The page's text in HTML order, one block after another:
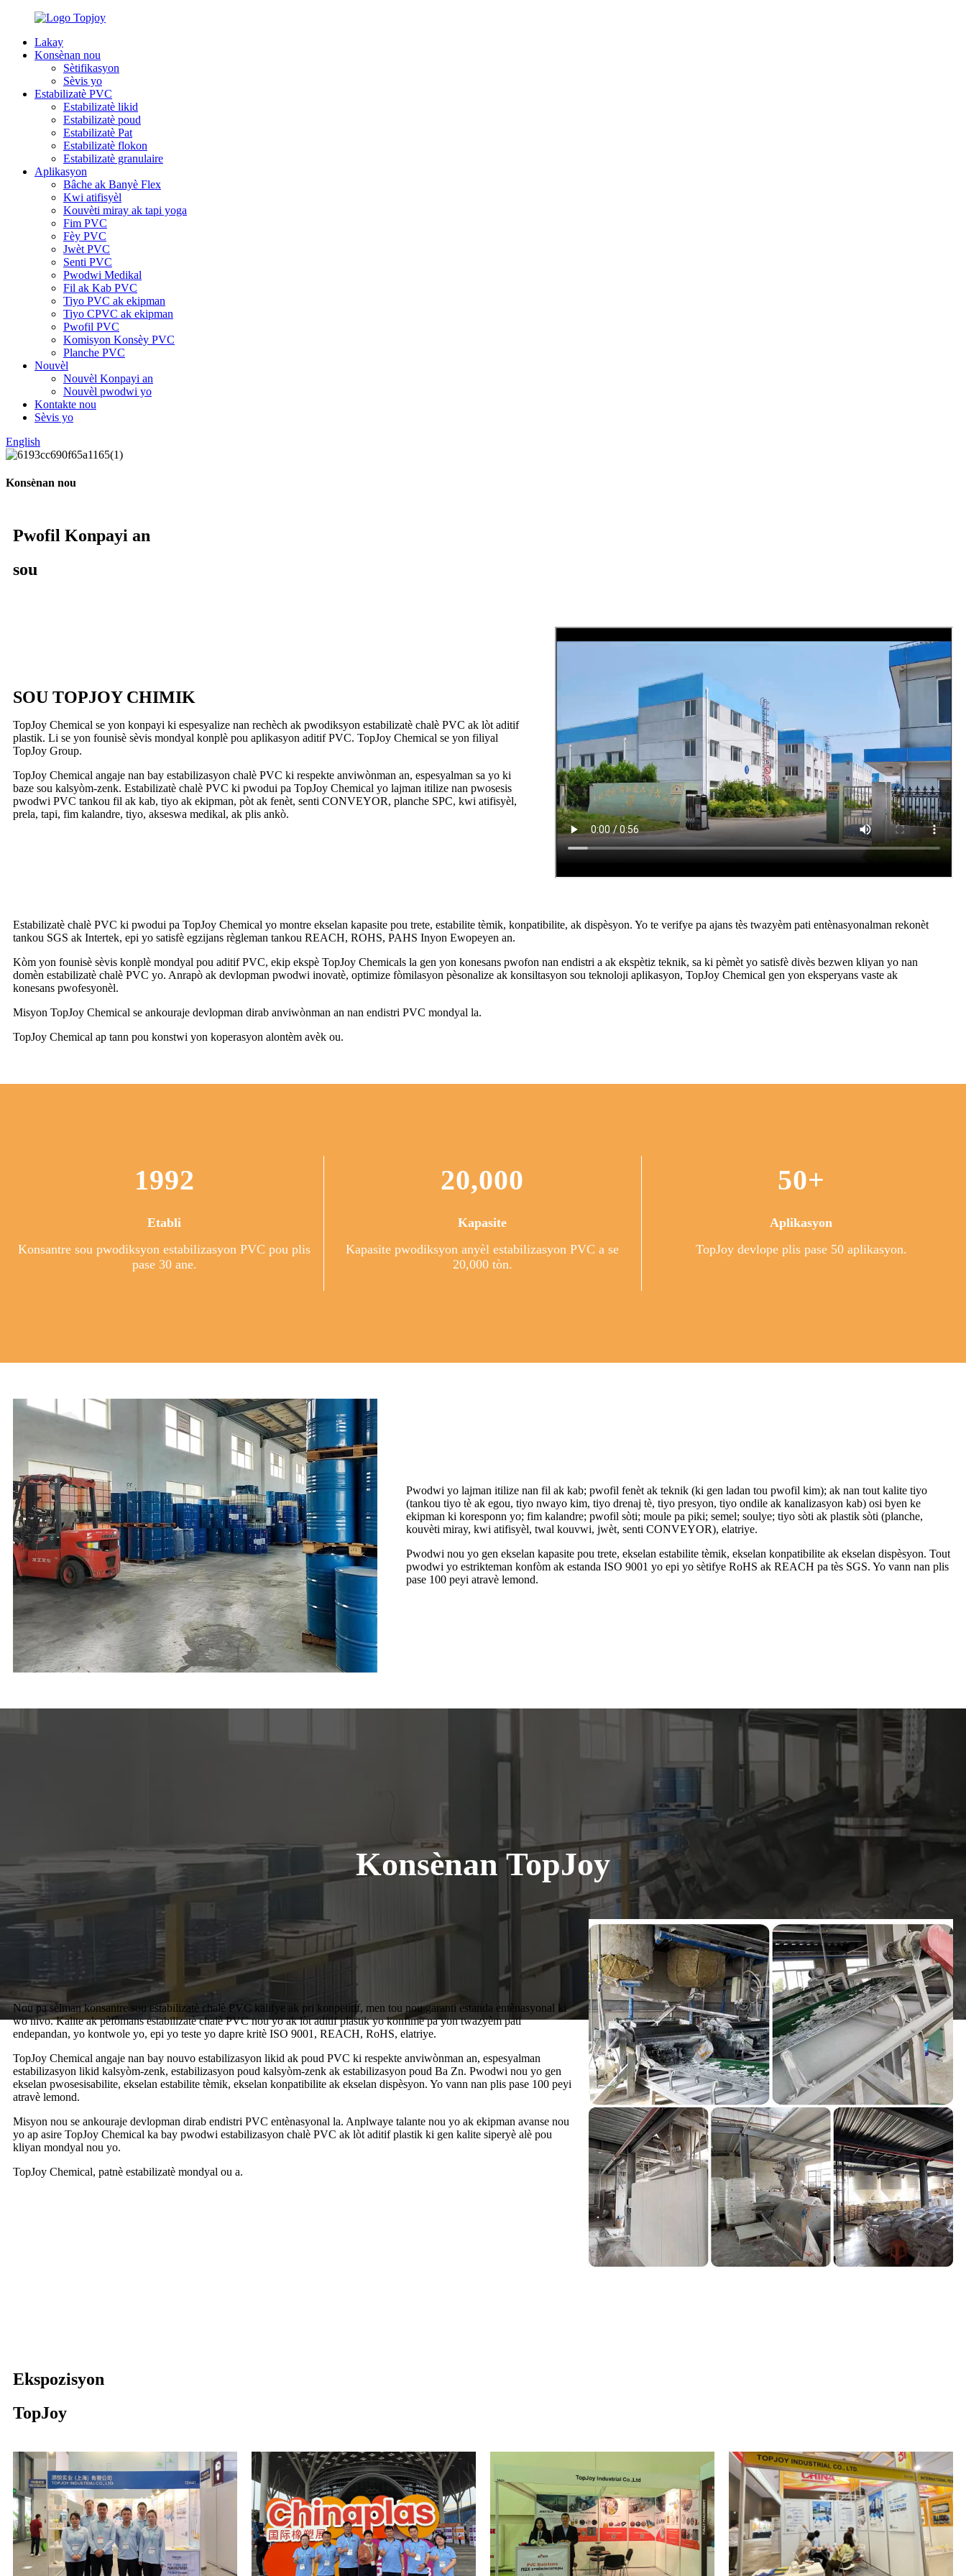
Lakay
Konsènan nou
Sètifikasyon
Sèvis yo
Estabilizatè PVC
Estabilizatè likid
Estabilizatè poud
Estabilizatè Pat
Estabilizatè flokon
Estabilizatè granulaire
Aplikasyon
Bâche ak Banyè Flex
Kwi atifisyèl
Kouvèti miray ak tapi yoga
Fim PVC
Fèy PVC
Jwèt PVC
Senti PVC
Pwodwi Medikal
Fil ak Kab PVC
Tiyo PVC ak ekipman
Tiyo CPVC ak ekipman
Pwofil PVC
Komisyon Konsèy PVC
Planche PVC
Nouvèl
Nouvèl Konpayi an
Nouvèl pwodwi yo
Kontakte nou
Sèvis yo
English
Konsènan nou
Pwofil Konpayi an
sou
SOU TOPJOY CHIMIK
TopJoy Chemical se yon konpayi ki espesyalize nan rechèch ak pwodiksyon estabilizatè chalè PVC ak lòt aditif
plastik. Li se yon founisè sèvis mondyal konplè pou aplikasyon aditif PVC. TopJoy Chemical se yon filiyal
TopJoy Group.
TopJoy Chemical angaje nan bay estabilizasyon chalè PVC ki respekte anviwònman an, espesyalman sa yo ki
baze sou kalsyòm-zenk. Estabilizatè chalè PVC ki pwodui pa TopJoy Chemical yo lajman itilize nan pwosesis
pwodwi PVC tankou fil ak kab, tiyo ak ekipman, pòt ak fenèt, senti CONVEYOR, planche SPC, kwi atifisyèl,
prela, tapi, fim kalandre, tiyo, akseswa medikal, ak plis ankò.
Estabilizatè chalè PVC ki pwodui pa TopJoy Chemical yo montre ekselan kapasite pou trete, estabilite tèmik, konpatibilite, ak dispèsyon. Yo te verifye pa ajans tès twazyèm pati entènasyonalman rekonèt
tankou SGS ak Intertek, epi yo satisfè egzijans règleman tankou REACH, ROHS, PAHS Inyon Ewopeyen an.
Kòm yon founisè sèvis konplè mondyal pou aditif PVC, ekip ekspè TopJoy Chemicals la gen yon konesans pwofon nan endistri a ak ekspètiz teknik, sa ki pèmèt yo satisfè divès bezwen kliyan yo nan
domèn estabilizatè chalè PVC yo. Anrapò ak devlopman pwodwi inovatè, optimize fòmilasyon pèsonalize ak konsiltasyon sou teknoloji aplikasyon, TopJoy Chemical gen yon eksperyans vaste ak
konesans pwofesyonèl.
Misyon TopJoy Chemical se ankouraje devlopman dirab anviwònman an nan endistri PVC mondyal la.
TopJoy Chemical ap tann pou konstwi yon koperasyon alontèm avèk ou.
1992
Etabli
Konsantre sou pwodiksyon estabilizasyon PVC pou plis
pase 30 ane.
20,000
Kapasite
Kapasite pwodiksyon anyèl estabilizasyon PVC a se
20,000 tòn.
50+
Aplikasyon
TopJoy devlope plis pase 50 aplikasyon.
Pwodwi yo lajman itilize nan fil ak kab; pwofil fenèt ak teknik (ki gen ladan tou pwofil kim); ak nan tout kalite tiyo
(tankou tiyo tè ak egou, tiyo nwayo kim, tiyo drenaj tè, tiyo presyon, tiyo ondile ak kanalizasyon kab) osi byen ke
ekipman ki koresponn yo; fim kalandre; pwofil sòti; moule pa piki; semel; soulye; tiyo sòti ak plastik sòti (planche,
kouvèti miray, kwi atifisyèl, twal kouvwi, jwèt, senti CONVEYOR), elatriye.
Pwodwi nou yo gen ekselan kapasite pou trete, ekselan estabilite tèmik, ekselan konpatibilite ak ekselan dispèsyon. Tout
pwodwi yo estrikteman konfòm ak estanda ISO 9001 yo epi yo sètifye RoHS ak REACH pa tès SGS. Yo vann nan plis
pase 100 peyi atravè lemond.
Konsènan TopJoy
Nou pa sèlman konsantre sou estabilizatè chalè PVC kalifye ak pri konpetitif, men tou nou garanti estanda entènasyonal ki
wo nivo. Kalite ak pèfòmans estabilizatè chalè PVC nou yo ak lòt aditif plastik yo konfime pa yon twazyèm pati
endepandan, yo kontwole yo, epi yo teste yo dapre kritè ISO 9001, REACH, RoHS, elatriye.
TopJoy Chemical angaje nan bay nouvo estabilizasyon likid ak poud PVC ki respekte anviwònman an, espesyalman
estabilizasyon likid kalsyòm-zenk, estabilizasyon poud kalsyòm-zenk ak estabilizasyon poud Ba Zn. Pwodwi nou yo gen
ekselan pwosesisabilite, ekselan estabilite tèmik, ekselan konpatibilite ak ekselan dispèsyon. Yo vann nan plis pase 100 peyi
atravè lemond.
Misyon nou se ankouraje devlopman dirab endistri PVC entènasyonal la. Anplwaye talante nou yo ak ekipman avanse nou
yo ap asire TopJoy Chemical ka bay pwodwi estabilizasyon chalè PVC ak lòt aditif plastik ki gen kalite siperyè alè pou
kliyan mondyal nou yo.
TopJoy Chemical, patnè estabilizatè mondyal ou a.
Ekspozisyon
TopJoy